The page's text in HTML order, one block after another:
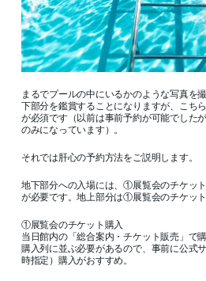
まるでプールの中にいるかのような写真を
下部分を鑑賞することになりますが、こち
が必須です（以前は事前予約が可能でした
のみになっています）。
それでは肝心の予約方法をご説明します。
地下部分への入場には、①展覧会のチケッ
が必要です。地上部分は①展覧会のチケット
①展覧会のチケット購入
当日館内の「総合案内・チケット販売」で
購入列に並ぶ必要があるので、事前に公式
時指定）購入がおすすめ。